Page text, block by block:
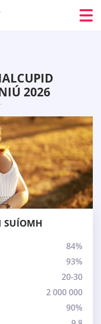
2026
SUÍOMH
84%
93%
20-30
2 000 000
90%